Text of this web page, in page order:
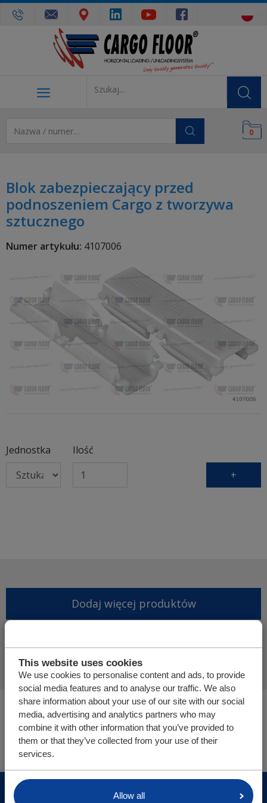
This website uses cookies
We use cookies to personalise content and ads, to provide
social media features and to analyse our traffic. We also
share information about your use of our site with our social
media, advertising and analytics partners who may
combine it with other information that you’ve provided to
them or that they’ve collected from your use of their
services.
Allow all
0
Blok zabezpieczający przed
podnoszeniem Cargo z tworzywa
sztucznego
Numer artykułu: 4107006
Jednostka
Ilość
+
Dodaj więcej produktów
Finalizuj ofertę
Jesteś tutaj:
Podłoga ładunkowa | Poziomy system załadunku
Części i sklep internetowy
© Cargo Floor B.V. Byte 14, 7741 MK Coevorden, The